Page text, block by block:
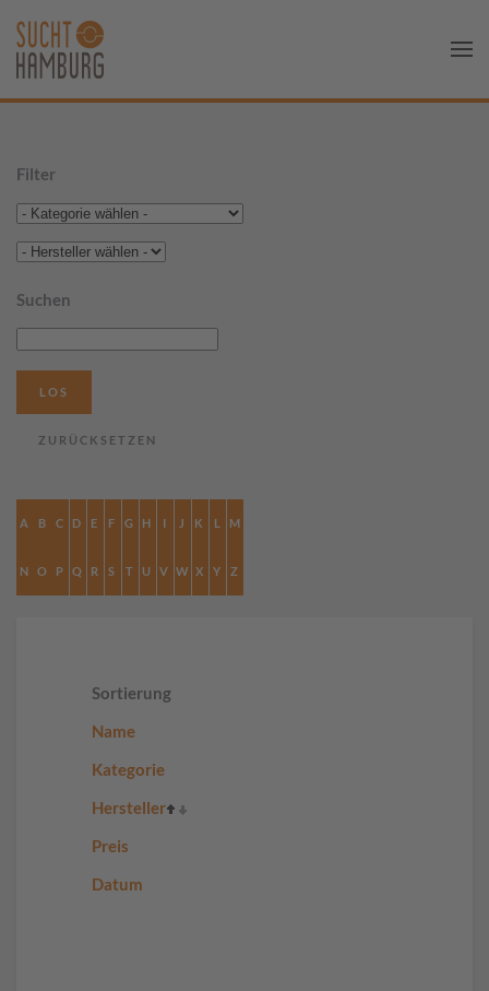
Filter
Suchen
A B C D E F G H I J K L M
N O P Q R S T U V W X Y Z
Sortierung
Name
Kategorie
Hersteller
Preis
Datum